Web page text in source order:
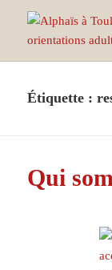
Étiquette :
Qui